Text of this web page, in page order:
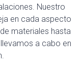
Nuestro
en cada aspecto
materiales hasta
a cabo en